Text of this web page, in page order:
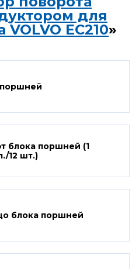
для
VOLVO EC210»
блока поршней (1
12 шт.)
блока поршней